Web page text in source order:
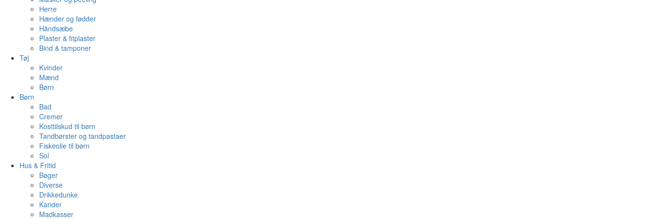
Herre
Hænder og fødder
Håndsæbe
Plaster & fitplaster
Bind & tamponer
Tøj
Kvinder
Mænd
Børn
Børn
Bad
Cremer
Kosttilskud til børn
Tandbørster og tandpastaer
Fiskeolie til børn
Sol
Hus & Fritid
Bøger
Diverse
Drikkedunke
Kander
Madkasser